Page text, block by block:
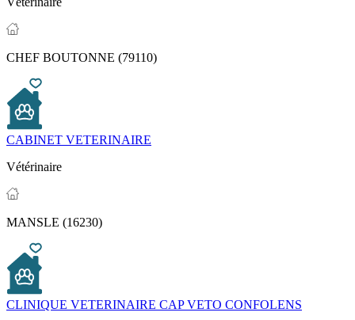
CHEF BOUTONNE (79110)
CABINET VETERINAIRE
Vétérinaire
MANSLE (16230)
CLINIQUE VETERINAIRE CAP VETO CONFOLENS